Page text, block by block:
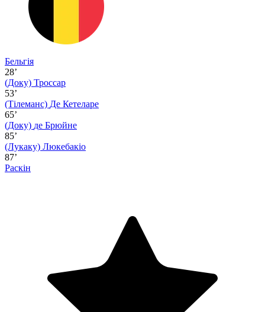
Бельгія
28’
(Доку) Троссар
53’
(Тілеманс) Де Кетеларе
65’
(Доку) де Брюйне
85’
(Лукаку) Люкебакіо
87’
Раскін